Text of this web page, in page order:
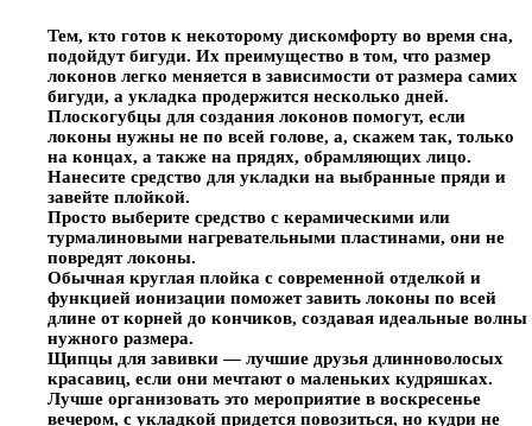
Тем, кто готов к некоторому дискомфорту во время сна,
подойдут бигуди. Их преимущество в том, что размер
локонов легко меняется в зависимости от размера самих
бигуди, а укладка продержится несколько дней.
Плоскогубцы для создания локонов помогут, если
локоны нужны не по всей голове, а, скажем так, только
на концах, а также на прядях, обрамляющих лицо.
Нанесите средство для укладки на выбранные пряди и
завейте плойкой.
Просто выберите средство с керамическими или
турмалиновыми нагревательными пластинами, они не
повредят локоны.
Обычная круглая плойка с современной отделкой и
функцией ионизации поможет завить локоны по всей
длине от корней до кончиков, создавая идеальные волны
нужного размера.
Щипцы для завивки — лучшие друзья длинноволосых
красавиц, если они мечтают о маленьких кудряшках.
Лучше организовать это мероприятие в воскресенье
вечером, с укладкой придется повозиться, но кудри не